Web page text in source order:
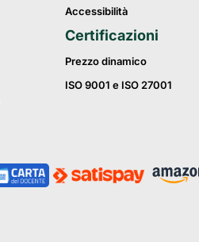
Accessibilità
Certificazioni
Prezzo dinamico
ISO 9001 e ISO 27001